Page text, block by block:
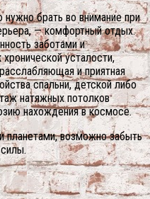
брать во внимание при
— комфортный отдых.
заботами и
усталости,
и приятная
спальни, детской либо
натяжных потолков
нахождения в космосе.
возможно забыть